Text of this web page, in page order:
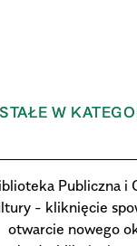
W